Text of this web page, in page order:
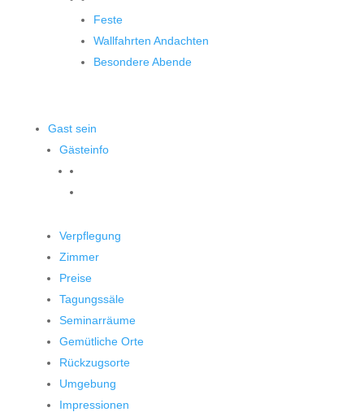
Feste
Wallfahrten Andachten
Besondere Abende
Gast sein
Gästeinfo
Verpflegung
Zimmer
Preise
Tagungssäle
Seminarräume
Gemütliche Orte
Rückzugsorte
Umgebung
Impressionen